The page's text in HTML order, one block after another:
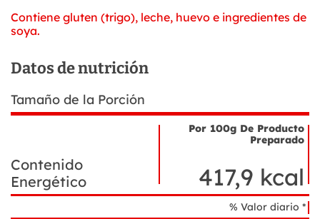
Contiene gluten (trigo), leche, huevo e ingredientes de
soya.
Datos de nutrición
Tamaño de la Porción
Datos
de
nutrición
ingrediente
Por 100g De Producto
Preparado
Contenido
Energético
417,9 kcal
% Valor diario *